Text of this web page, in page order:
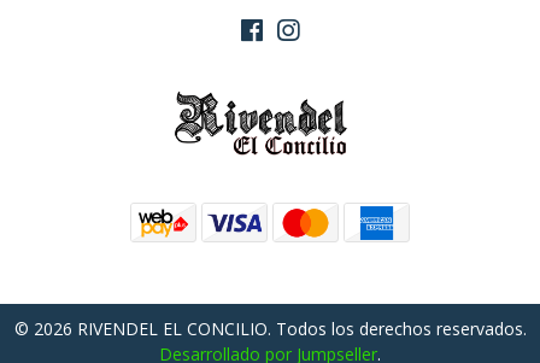
© 2026 RIVENDEL EL CONCILIO. Todos los derechos reservados.
Desarrollado por Jumpseller.